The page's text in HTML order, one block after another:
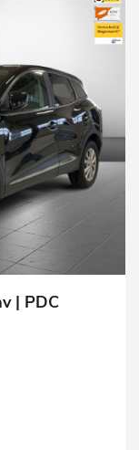
| PDC